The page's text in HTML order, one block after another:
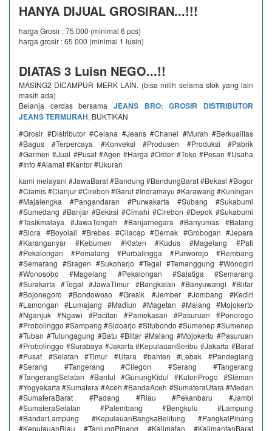
HANYA DIJUAL GROSIRAN...!!!
harga Grosir : 75.000 (minimal 6 pcs)
harga grosir : 65 000 (minimal 1 lusin)
DIATAS 3 Luisn NEGO...!!
MASING2 DICAMPUR MERK LAIN. (bisa milih selama stok yang lain
masih ada)
Belanja cerdas bersama JEANS BRO: GROSIR DISTRIBUTOR
JEANS TERMURAH, BUKTIKAN
#Grosir #Distributor #Celana #Jeans #Chanel #Murah #Berkualitas
#Bagus #Terpercaya #Konveksi #Produsen #Produksi #Pabrik
#Garmen #Jual #Pusat #Agen #Harga #Order #Toko #Pesan #Usaha
#Info #Alamat #Kantor #Ukuran
kami melayani #JawaBarat #Bandung #BandungBarat #Bekasi #Bogor
#Ciamis #Cianjur #Cirebon #Garut #Indramayu #Karawang #Kuningan
#Majalengka #Pangandaran #Purwakarta #Subang #Sukabumi
#Sumedang #Banjar #Bekasi #Cimahi #Cirebon #Depok #Sukabumi
#Tasikmalaya #JawaTengah #Banjarnegara #Banyumas #Batang
#Blora #Boyolali #Brebes #Cilacap #Demak #Grobogan #Jepara
#Karanganyar #Kebumen #Klaten #Kudus #Magelang #Pati
#Pekalongan #Pemalang #Purbalingga #Purworejo #Rembang
#Semarang #Sragen #Sukoharjo #Tegal #Temanggung #Wonogiri
#Wonosobo #Magelang #Pekalongan #Salatiga #Semarang
#Surakarta #Tegal #JawaTimur #Bangkalan #Banyuwangi #Blitar
#Bojonegoro #Bondowoso #Gresik #Jember #Jombang #Kediri
#Lamongan #Lumajang #Madiun #Magetan #Malang #Mojokerto
#Nganjuk #Ngawi #Pacitan #Pamekasan #Pasuruan #Ponorogo
#Probolinggo #Sampang #Sidoarjo #Situbondo #Sumenep #Sumenep
#Tuban #Tulungagung #Batu #Blitar #Malang #Mojokerto #Pasuruan
#Probolinggo #Surabaya #Jakarta #KepulauanSeribu #Jakarta #Barat
#Pusat #Selatan #Timur #Utara #banten #Lebak #Pandeglang
#Serang #Tangerang #Cilegon #Serang #Tangerang
#TangerangSelatan #Bantul #GunungKidul #KulonProgo #Sleman
#Yogyakarta #Sumatera #Aceh #BandaAceh #SumateraUtara #Medan
#SumateraBarat #Padang #Riau #Pekanbaru #Jambi
#SumateraSelatan #Palembang #Bengkulu #Lampung
#BandarLampung #KepulauanBangkaBelitung #PangkalPinang
#KepulauanRiau #TanjungPinang #Kalimatan #KalimantanBarat